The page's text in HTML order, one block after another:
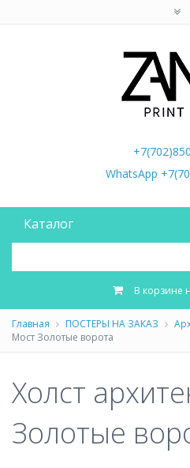
WhatsApp
Каталог
В корзине
Главная ПОСТЕРЫ НА ЗАКАЗ
Мост Золотые ворота
Холст
Золотые